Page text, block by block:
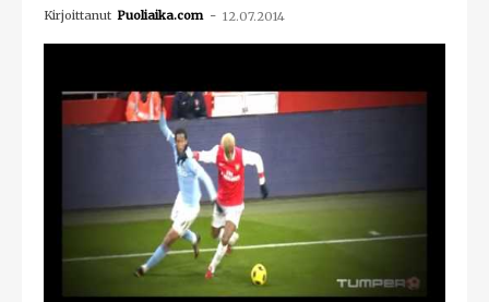
Kirjoittanut Puoliaika.com - 12.07.2014